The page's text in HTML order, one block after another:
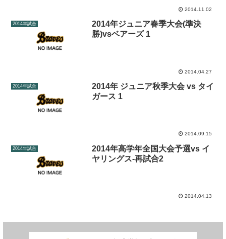
2014.11.02
2014年試合
2014年ジュニア春季大会(準決
勝)vsベアーズ 1
2014.04.27
2014年試合
2014年 ジュニア秋季大会 vs タイ
ガース 1
2014.09.15
2014年試合
2014年高学年全国大会予選vs イ
ヤリングス-再試合2
2014.04.13